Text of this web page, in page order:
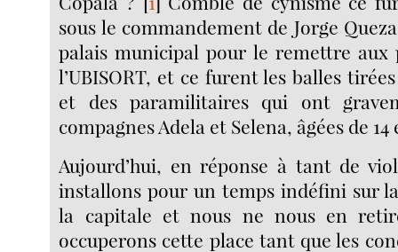
sous le commandement de Jorge
palais municipal pour le remettre aux
l’UBISORT, et ce furent les balles
et des paramilitaires qui ont
compagnes Adela et Selena, âgées de 14
Aujourd’hui, en réponse à tant de
installons pour un temps indéfini sur
la capitale et nous ne nous en
occuperons cette place tant que les